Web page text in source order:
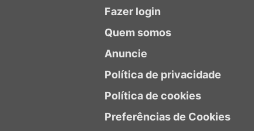
Fazer login
Quem somos
Anuncie
Política de privacidade
Política de cookies
Preferências de Cookies